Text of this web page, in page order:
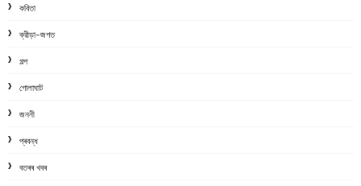
কবিতা
ক্রীড়া-জগত
গল্প
গোলাঘাট
জননী
প্ৰবন্ধ
বতৰৰ খবৰ